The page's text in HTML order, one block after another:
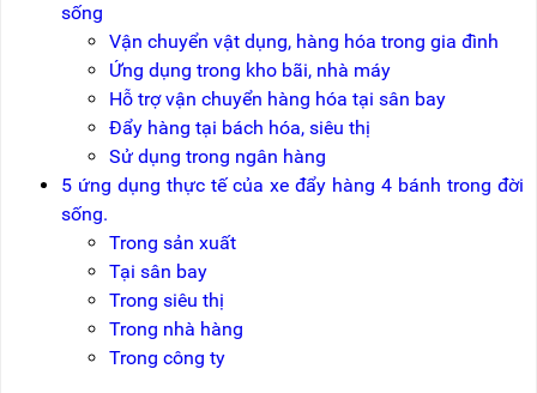
VIDEO
sống
Vận chuyển vật dụng, hàng hóa trong gia đình
Ứng dụng trong kho bãi, nhà máy
Hỗ trợ vận chuyển hàng hóa tại sân bay
Đẩy hàng tại bách hóa, siêu thị
Sử dụng trong ngân hàng
5 ứng dụng thực tế của xe đẩy hàng 4 bánh trong đời
sống.
Trong sản xuất
Tại sân bay
Trong siêu thị
Trong nhà hàng
Trong công ty